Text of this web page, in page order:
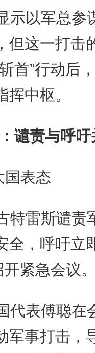
示以军总参
但这一打击
首”行动后
中枢。
谴责与呼
国表态
特雷斯谴责
全，呼吁立
紧急会议
代表傅聪在
军事打击，